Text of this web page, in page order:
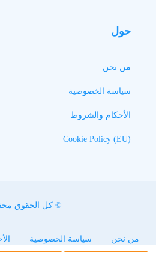
حول
من نحن
سياسة الخصوصية
الأحكام والشروط
Cookie Policy (EU)
© كل الحقوق
من نحن سياسة الخصوصية